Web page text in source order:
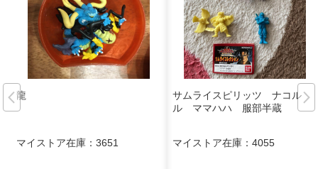
龍
マイストア在庫： 3651
サムライスピリッツ ナコル
ル ママハハ 服部半蔵
マイストア在庫： 4055